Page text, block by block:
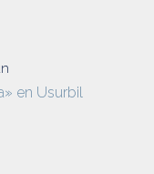
en Usurbil